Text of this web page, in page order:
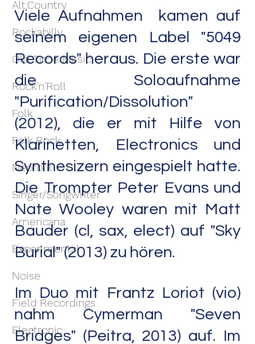
Alt.Country
Rockabilly
Old Time Music
Rock'n'Roll
Folk
Folk Rock
Neofolk
Singer/Songwriter
Americana
Experimental
Noise
Field Recordings
Electronic
Viele Aufnahmen  kamen auf
seinem eigenen Label "5049
Records" heraus. Die erste war
die Soloaufnahme
"Purification/Dissolution"
(2012), die er mit Hilfe von
Klarinetten, Electronics und
Synthesizern eingespielt hatte.
Die Trompter Peter Evans und
Nate Wooley waren mit Matt
Bauder (cl, sax, elect) auf "Sky
Burial" (2013) zu hören.
Im Duo mit Frantz Loriot (vio)
nahm Cymerman "Seven
Bridges" (Peitra, 2013) auf. Im